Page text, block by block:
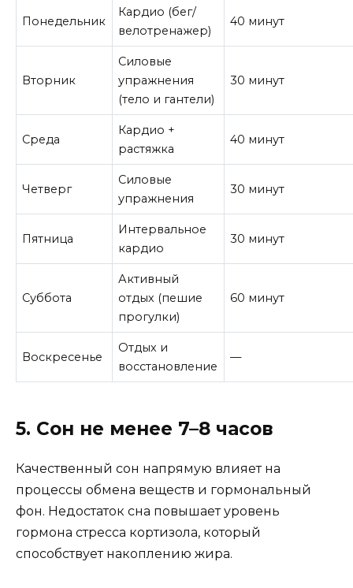
Понедельник
Кардио (бег/
велотренажер)
40 минут
Вторник
Силовые
упражнения
(тело и гантели)
30 минут
Среда
Кардио +
растяжка
40 минут
Четверг
Силовые
упражнения
30 минут
Пятница
Интервальное
кардио
30 минут
Суббота
Активный
отдых (пешие
прогулки)
60 минут
Воскресенье
Отдых и
восстановление
—
5. Сон не менее 7–8 часов
Качественный сон напрямую влияет на
процессы обмена веществ и гормональный
фон. Недостаток сна повышает уровень
гормона стресса кортизола, который
способствует накоплению жира.